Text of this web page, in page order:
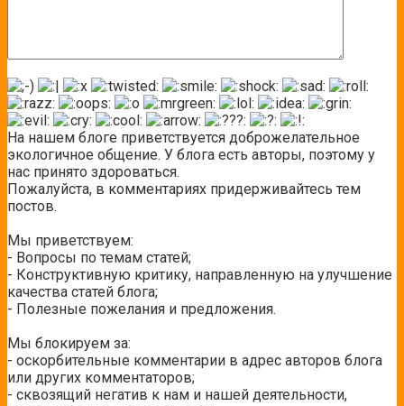
На нашем блоге приветствуется доброжелательное
экологичное общение. У блога есть авторы, поэтому у
нас принято здороваться.
Пожалуйста, в комментариях придерживайтесь тем
постов.
Мы приветствуем:
- Вопросы по темам статей;
- Конструктивную критику, направленную на улучшение
качества статей блога;
- Полезные пожелания и предложения.
Мы блокируем за:
- оскорбительные комментарии в адрес авторов блога
или других комментаторов;
- сквозящий негатив к нам и нашей деятельности,